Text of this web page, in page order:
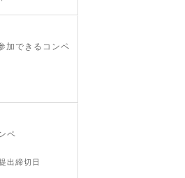
加できるコンペ
ペ
出締切日